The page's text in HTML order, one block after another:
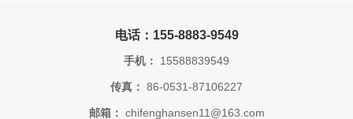
电话：155-8883-9549
手机： 15588839549
传真： 86-0531-87106227
邮箱： chifenghansen11@163.com